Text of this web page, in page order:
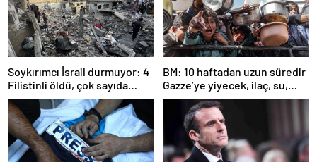
Soykırımcı İsrail durmuyor: 4
Filistinli öldü, çok sayıda
yaralı var
BM: 10 haftadan uzun süredir
Gazze’ye yiyecek, ilaç, su,
çadır girmedi